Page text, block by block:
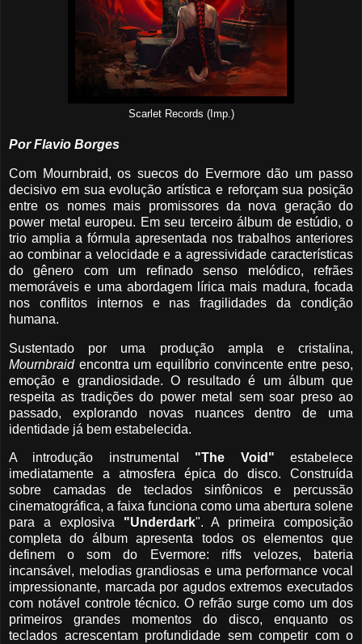
Scarlet Records (Imp.)
Por Flavio Borges
Com Mournbraid, os suecos do Evermore dão um passo
decisivo em sua evolução artística e reforçam sua posição
entre os nomes mais promissores da nova geração do
power metal europeu. Em seu terceiro álbum de estúdio, o
trio amplia a fórmula apresentada nos trabalhos anteriores
ao combinar a velocidade e a agressividade características
do gênero com um refinado senso melódico, refrães
memoráveis e uma abordagem lírica mais madura, focada
nos conflitos internos e nas fragilidades da condição
humana.
Sustentado por uma produção ampla e cristalina,
Mournbraidencontra um equilíbrio convincente entre peso,
emoção e grandiosidade. O resultado é um álbum que
respeita as tradições do power metal sem soar preso ao
passado, explorando novas nuances dentro de uma
identidade já bem estabelecida.
A introdução instrumental "The Void" estabelece
imediatamente a atmosfera épica do disco. Construída
sobre camadas de teclados sinfônicos e percussão
cinematográfica, a faixa funciona como uma abertura solene
para a explosiva "Underdark". A primeira composição
completa do álbum apresenta todos os elementos que
definem o som do Evermore: riffs velozes, bateria
incansável, melodias grandiosas e uma performance vocal
impressionante, marcada por agudos extremos executados
com notável controle técnico. O refrão surge como um dos
primeiros grandes momentos do disco, enquanto os
teclados acrescentam profundidade sem competir com o